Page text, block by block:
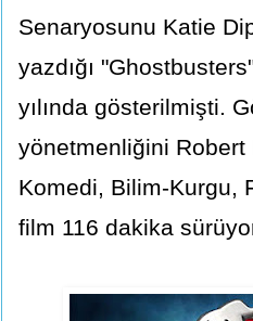
Senaryosunu Katie
yazdığı
yılında gösterilmişti.
yönetmenliğini Robert
Komedi, Bilim-Kurgu,
film 116 dakika